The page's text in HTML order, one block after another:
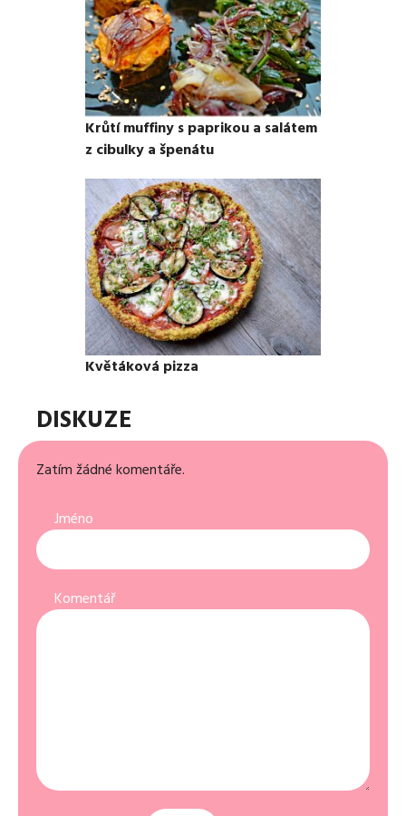
Krůtí muffiny s paprikou a salátem
z cibulky a špenátu
Květáková pizza
DISKUZE
Zatím žádné komentáře.
Jméno
Komentář